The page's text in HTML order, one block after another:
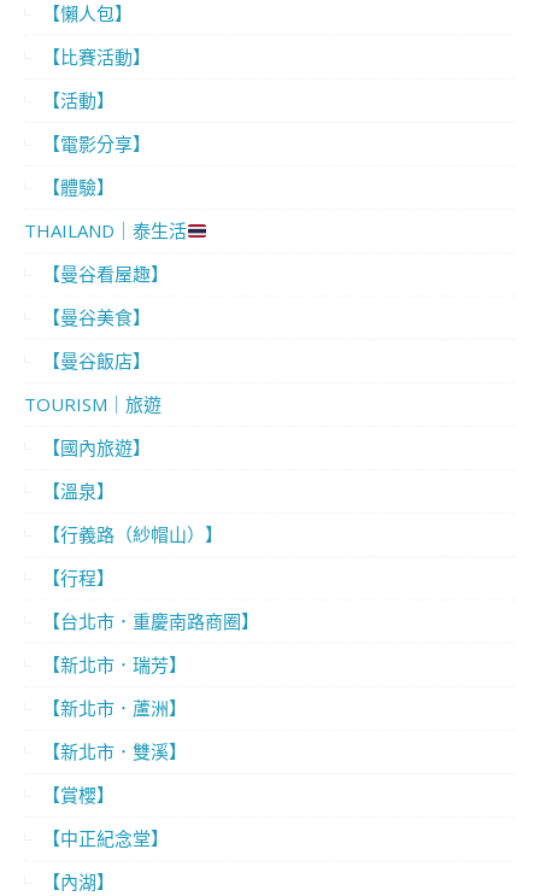
【懶人包】
【比賽活動】
【活動】
【電影分享】
【體驗】
THAILAND｜泰生活
【曼谷看屋趣】
【曼谷美食】
【曼谷飯店】
TOURISM｜旅遊
【國內旅遊】
【溫泉】
【行義路（紗帽山）】
【行程】
【台北市．重慶南路商圈】
【新北市．瑞芳】
【新北市．蘆洲】
【新北市．雙溪】
【賞櫻】
【中正紀念堂】
【內湖】